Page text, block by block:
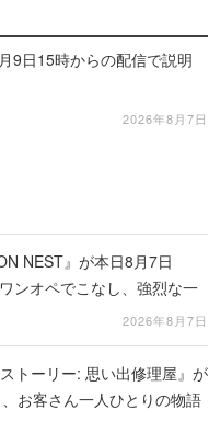
9日15時からの配信で説明
2026年8月7日
NEST』が本日8月7日
ンオペでこなし、強烈な一
2026年8月7日
トーリー: 思い出修理屋』が
お客さん一人ひとりの物語